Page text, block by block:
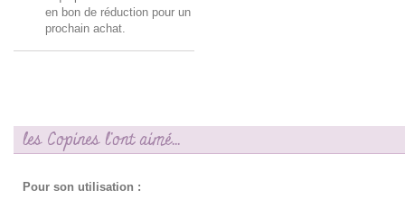
en bon de réduction pour un
prochain achat.
les Copines l'ont aimé...
Pour son utilisation :